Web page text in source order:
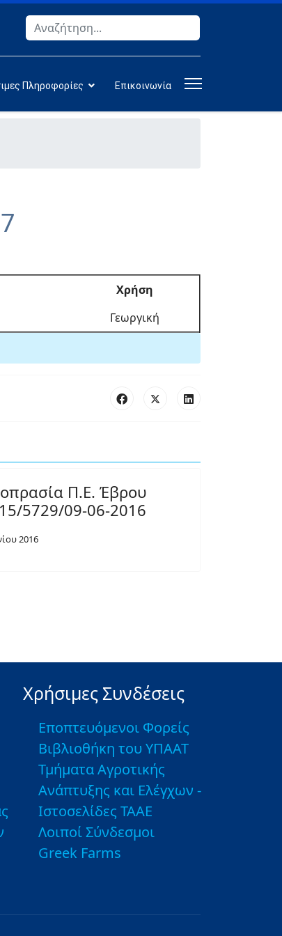
Αναζήτηση
Πληροφορίες Επικοινωνία
Χρήση
Γεωργική
Π.Ε. Έβρου
5729/09-06-2016
2016
Χρήσιμες Συνδέσεις
Εποπτευόμενοι Φορείς
Βιβλιοθήκη του ΥΠΑΑΤ
Τμήματα Αγροτικής
Ανάπτυξης και Ελέγχων -
Ιστοσελίδες ΤΑΑΕ
Λοιποί Σύνδεσμοι
Greek Farms